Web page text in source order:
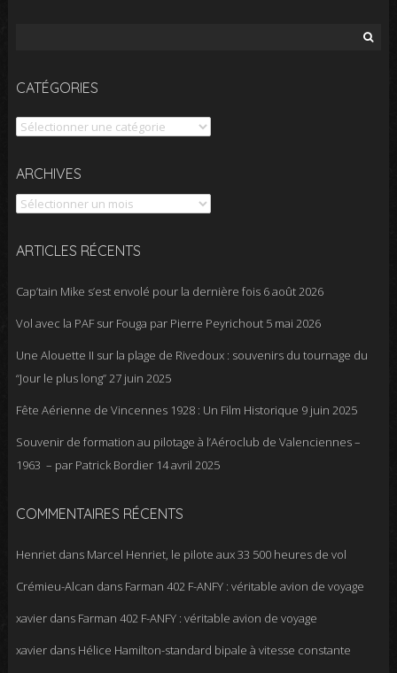
CATÉGORIES
Catégories
ARCHIVES
Archives
ARTICLES RÉCENTS
Cap’tain Mike s’est envolé pour la dernière fois 6 août 2026
Vol avec la PAF sur Fouga par Pierre Peyrichout 5 mai 2026
Une Alouette II sur la plage de Rivedoux : souvenirs du tournage du
“Jour le plus long”27 juin 2025
Fête Aérienne de Vincennes 1928 : Un Film Historique 9 juin 2025
Souvenir de formation au pilotage à l’Aéroclub de Valenciennes –
1963 – par Patrick Bordier 14 avril 2025
COMMENTAIRES RÉCENTS
Henrietdans Marcel Henriet, le pilote aux 33 500 heures de vol
Crémieu-Alcan dans Farman 402 F-ANFY : véritable avion de voyage
xavierdans Farman 402 F-ANFY : véritable avion de voyage
xavierdans Hélice Hamilton-standard bipale à vitesse constante